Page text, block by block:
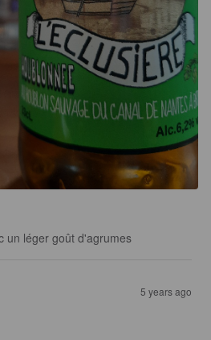
un léger goût d'agrumes
5 years ago